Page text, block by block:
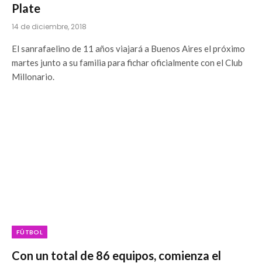
Plate
14 de diciembre, 2018
El sanrafaelino de 11 años viajará a Buenos Aires el próximo
martes junto a su familia para fichar oficialmente con el Club
Millonario.
FÚTBOL
Con un total de 86 equipos, comienza el